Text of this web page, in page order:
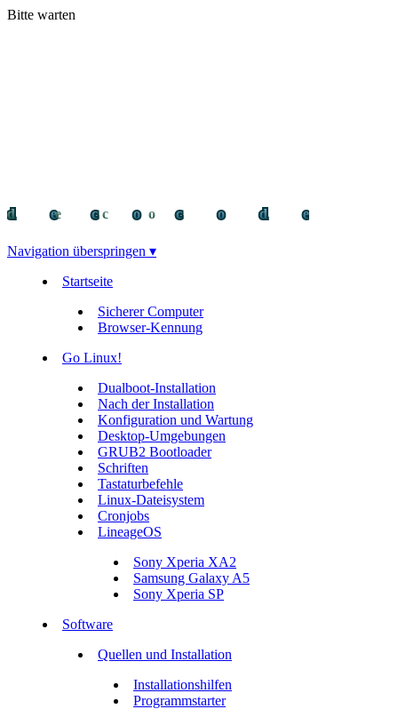
Bitte warten
decocode
decocode
deco
Navigation überspringen ▾
Startseite
Sicherer Computer
Browser-Kennung
Go Linux!
Dualboot-Installation
Nach der Installation
Konfiguration und Wartung
Desktop-Umgebungen
GRUB2 Bootloader
Schriften
Tastaturbefehle
Linux-Dateisystem
Cronjobs
LineageOS
Sony Xperia XA2
Samsung Galaxy A5
Sony Xperia SP
Software
Quellen und Installation
Installationshilfen
Programmstarter